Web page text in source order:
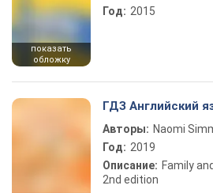
показать
обложку
Год: 2015
ГДЗ Английский
Авторы: Naomi
Год: 2019
Описание: Family
2nd edition